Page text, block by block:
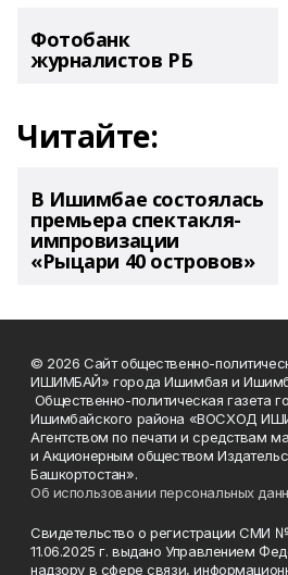
Фотобанк
журналистов РБ
Читайте:
В Ишимбае состоялась
премьера спектакля-
импровизации
«Рыцари 40 островов»
© 2026 Сайт общественно-
ИШИМБАЙ» города Ишимбая и
Общественно-политическая газета
Ишимбайского района «ВОСХОД
Агентством по печати и средствам
и Акционерным обществом
Башкортостан».
Об использовании персональных
Свидетельство о регистрации СМИ
11.06.2025 г. выдано Управлением
надзору в сфере связи,